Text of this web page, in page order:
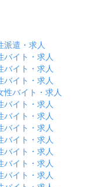
派遣・求人
バイト・求人
バイト・求人
バイト・求人
性バイト・求人
バイト・求人
バイト・求人
バイト・求人
バイト・求人
バイト・求人
バイト・求人
バイト・求人